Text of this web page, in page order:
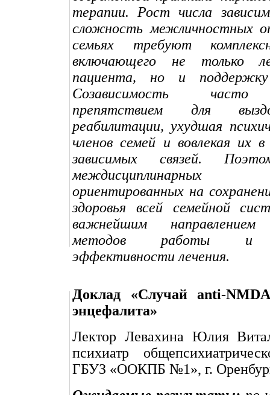
терапии. Рост числа
сложность межличностных
семьях требуют
включающего не только
пациента, но и поддержку
Созависимость часто
препятствием для
реабилитации, ухудшая
членов семей и вовлекая их
зависимых связей.
междисциплинарных
ориентированных на
здоровья всей семейной
важнейшим направлением
методов работы и
эффективности лечения.
Доклад «Случай anti-
энцефалита»
Лектор Левахина Юлия
психиатр
ГБУЗ «ООКПБ №1», г.